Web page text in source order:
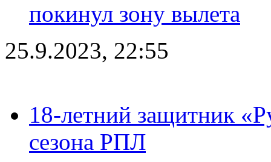
покинул зону вылета
25.9.2023, 22:55
18-летний защитник
сезона РПЛ